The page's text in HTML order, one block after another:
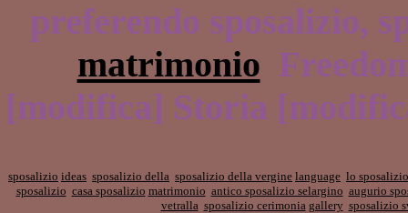
preferendo sposalizio,
matrimonio
[modifica] Storia
sposalizio ideas sposalizio della sposalizio della vergine language lo sposalizio
sposalizio casa sposalizio matrimonio antico sposalizio selargino augurio
vetralla sposalizio cerimonia gallery sposalizio